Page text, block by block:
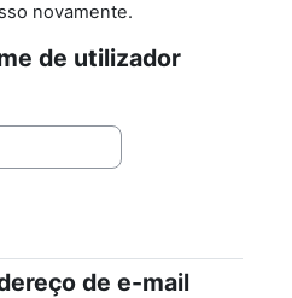
novamente.
de utilizador
de utilizador
de e-mail
de e-mail